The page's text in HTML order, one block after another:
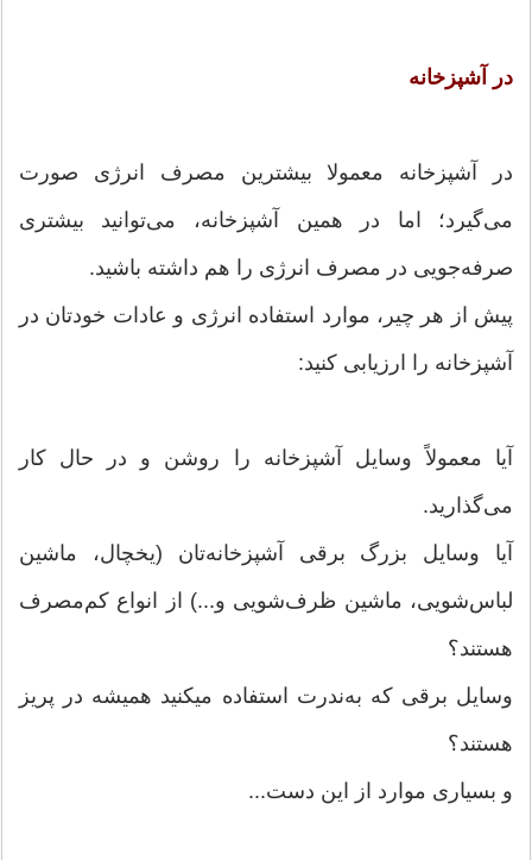
در آشپزخانه
در آشپزخانه معمولا بیشترین مصرف انرژی صورت
می‌گیرد؛ اما در همین آشپزخانه، می‌توانید بیشتری
صرفه‌جویی در مصرف انرژی را هم داشته باشید.
پیش از هر چیر، موارد استفاده انرژی و عادات خودتان در
آشپزخانه را ارزیابی کنید:
آیا معمولاً وسایل آشپزخانه را روشن و در حال کار
می‏‌گذارید.
آیا وسایل بزرگ برقی آشپزخانه‌تان (یخچال، ماشین
لباس‌شویی، ماشین ظرف‌شویی و...) از انواع کم‌مصرف
هستند؟
وسایل برقی که به‌ندرت استفاده می‎کنید همیشه در پریز
هستند؟
و بسیاری موارد از این دست...